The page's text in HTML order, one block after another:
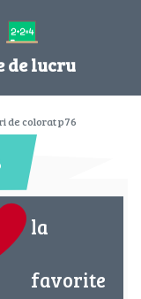
de lucru
de colorat p76
la
favorite